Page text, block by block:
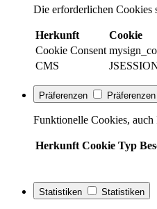
Die erforderlichen Cookies
Herkunft Cookie
Cookie Consent
CMS
Präferenzen Präferenzen
Funktionelle Cookies, auch
Herkunft Cookie Typ
Statistiken Statistiken